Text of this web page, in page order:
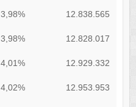
3,98% 12.838.565
3,98% 12.828.017
4,01% 12.929.332
4,02% 12.953.953